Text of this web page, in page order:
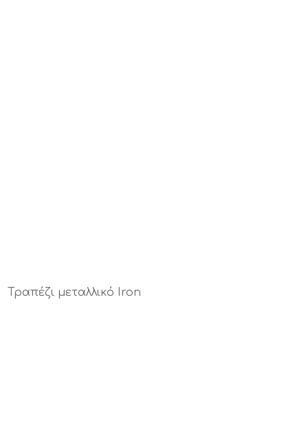
Τραπέζι μεταλλικό Iron